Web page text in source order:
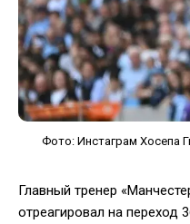
Фото: Инстаграм Хосепа
Главный тренер
отреагировал на переход